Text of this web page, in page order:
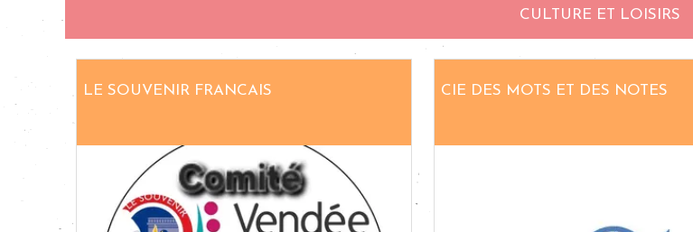
CULTURE ET LOISIRS
LE SOUVENIR FRANCAIS CIE DES MOTS ET DES NOTES